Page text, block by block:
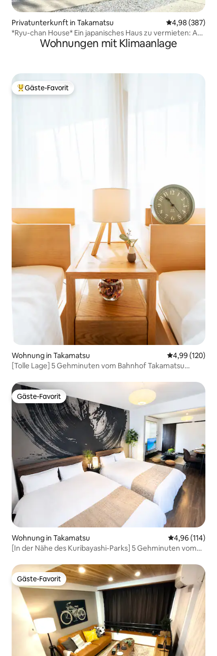
Privatunterkunft in Takamatsu
4,98 (387)
*Ryu-chan House* Ein japanisches Haus zu vermieten: Am
Fuße des Nationalparks Yashima: In der Nähe von
öffentlichen Verkehrsmitteln: Bis zu 5 Personen: Parkplatz
Wohnungen mit Klimaanlage
Beliebter Gäste-Favorit.
Gäste-Favorit
Wohnung in Takamatsu
4,99 (120)
[Tolle Lage] 5 Gehminuten vom Bahnhof Takamatsu
Japans längster Einkaufsstraße entfernt / Kostenloser
Parkplatz / Naoshima / Arena
Gäste-Favorit
Gäste-Favorit
Wohnung in Takamatsu
4,96 (114)
[In der Nähe des Kuribayashi-Parks] 5 Gehminuten vom
entfernt/Japanisches Zimmer/Private Nutzung/Maximal
5 Personen/Kostenloser Parkplatz für 1 Auto/Japanisches
und modernes Zimmer
Gäste-Favorit
Gäste-Favorit